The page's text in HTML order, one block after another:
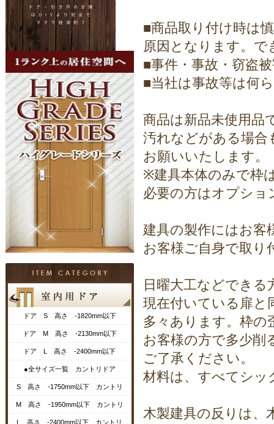
ドア S 高さ -1820mm以下
ドア M 高さ -2130mm以下
ドア L 高さ -2400mm以下
●全サイズ一覧 カントリドア
S 高さ -1750mm以下 カントリ
M 高さ -1950mm以下 カントリ
L 高さ -2400mm以下 カントリ
■商品取り付け時は
原因となります。で
■事件・事故・窃盗
■当社は事故等は何
商品は新品未使用品
汚れなどがある場合
お願いいたします。
※建具本体のみで枠
必要の方はオプショ
建具の製作にはお客
お客様ご自身で取り
日曜大工などできる
現在付いている扉と
多々あります。枠の
お客様の方で多少削
ご了承ください。
材料は、すべてシ
木製建具の反りは、